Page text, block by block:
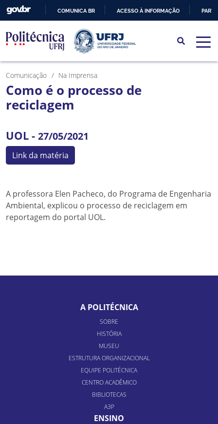
PARA
O
CONTEÚDO
COMUNICA BR ACESSO À INFORMAÇÃO
Comunicação Na Imprensa
Como é o processo de
reciclagem
UOL - 27/05/2021
Link da matéria
A professora Elen Pacheco, do Programa de Engenharia
Ambiental, explicou o processo de reciclagem em
reportagem do portal UOL.
A POLITÉCNICA
SOBRE
HISTÓRIA
MUSEU
ESTRUTURA ORGANIZACIONAL
EQUIPE POLITÉCNICA
CENTRO ACADÊMICO
BIBLIOTECAS
A3P
ENSINO